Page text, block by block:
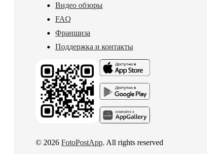
Видео обзоры
FAQ
Франшиза
Поддержка и контакты
© 2026 FotoPostApp. All rights reserved